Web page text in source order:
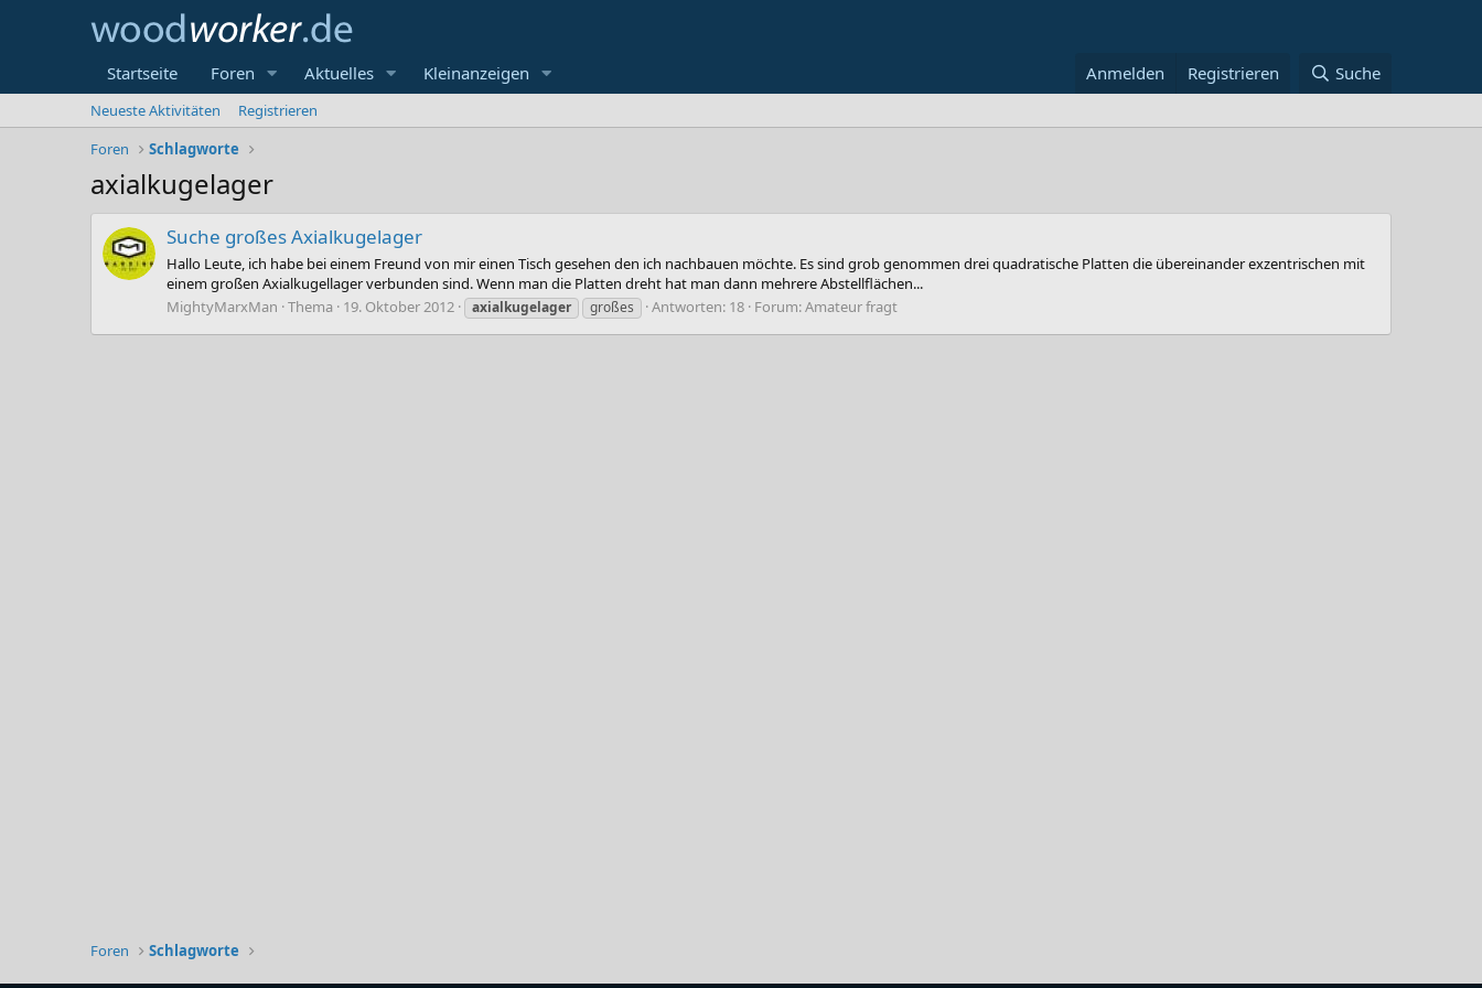
Startseite Foren Aktuelles Kleinanzeigen Anmelden Registrieren Suche
Neueste Aktivitäten
Registrieren
Foren
Schlagworte
axialkugelager
Suche großes Axialkugelager
Hallo Leute, ich habe bei einem Freund von mir einen Tisch gesehen den ich nachbauen möchte. Es sind grob genommen drei quadratische Platten die übereinander exzentrischen mit
einem großen Axialkugellager verbunden sind. Wenn man die Platten dreht hat man dann mehrere Abstellflächen...
MightyMarxMan Thema 19. Oktober 2012 axialkugelager großes Antworten: 18 Forum:Amateur fragt
Foren Schlagworte